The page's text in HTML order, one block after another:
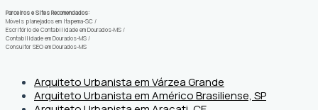
Parceiros e Sites Recomendados:
Móveis planejados em Itapema-SC /
Escritório de Contabilidade em Dourados-MS /
Contabilidade em Dourados-MS /
Consultor SEO em Dourados-MS
Arquiteto Urbanista em Várzea Grande
Arquiteto Urbanista em Américo Brasiliense, SP